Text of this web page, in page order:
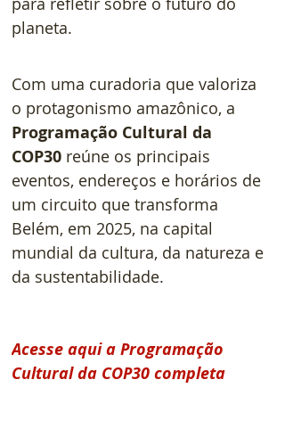
planeta.
Com uma curadoria que valoriza
o protagonismo amazônico, a
Programação Cultural da
COP30 reúne os principais
eventos, endereços e horários de
um circuito que transforma
Belém, em 2025, na capital
mundial da cultura, da natureza e
da sustentabilidade.
Acesse aqui a Programação
Cultural da COP30 completa